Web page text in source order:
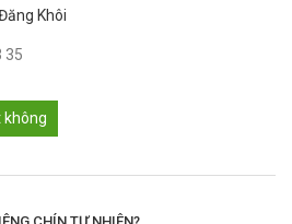
Khôi
35
không
CHÍN TỰ NHIÊN?